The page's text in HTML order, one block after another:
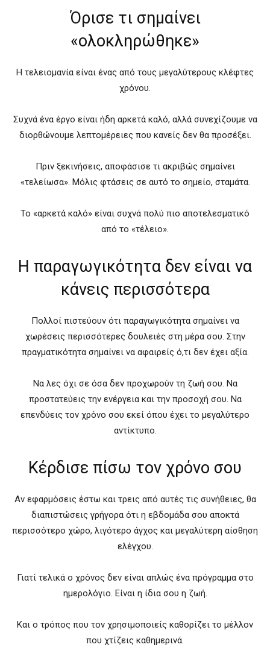
Όρισε τι σημαίνει
«ολοκληρώθηκε»
Η τελειομανία είναι ένας από τους μεγαλύτερους κλέφτες
χρόνου.
Συχνά ένα έργο είναι ήδη αρκετά καλό, αλλά συνεχίζουμε να
διορθώνουμε λεπτομέρειες που κανείς δεν θα προσέξει.
Πριν ξεκινήσεις, αποφάσισε τι ακριβώς σημαίνει
«τελείωσα». Μόλις φτάσεις σε αυτό το σημείο, σταμάτα.
Το «αρκετά καλό» είναι συχνά πολύ πιο αποτελεσματικό
από το «τέλειο».
Η παραγωγικότητα δεν είναι να
κάνεις περισσότερα
Πολλοί πιστεύουν ότι παραγωγικότητα σημαίνει να
χωρέσεις περισσότερες δουλειές στη μέρα σου. Στην
πραγματικότητα σημαίνει να αφαιρείς ό,τι δεν έχει αξία.
Να λες όχι σε όσα δεν προχωρούν τη ζωή σου. Να
προστατεύεις την ενέργεια και την προσοχή σου. Να
επενδύεις τον χρόνο σου εκεί όπου έχει το μεγαλύτερο
αντίκτυπο.
Κέρδισε πίσω τον χρόνο σου
Αν εφαρμόσεις έστω και τρεις από αυτές τις συνήθειες, θα
διαπιστώσεις γρήγορα ότι η εβδομάδα σου αποκτά
περισσότερο χώρο, λιγότερο άγχος και μεγαλύτερη αίσθηση
ελέγχου.
Γιατί τελικά ο χρόνος δεν είναι απλώς ένα πρόγραμμα στο
ημερολόγιο. Είναι η ίδια σου η ζωή.
Και ο τρόπος που τον χρησιμοποιείς καθορίζει το μέλλον
που χτίζεις καθημερινά.